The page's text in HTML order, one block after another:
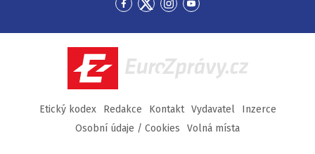
Přejít
Facebook
Přejít
Twitter
Přejít
Instagram
Přejít
YouTube
EuroZprávy.cz
Etický kodex Redakce Kontakt Vydavatel
Inzerce
Osobní údaje / Cookies
Volná místa